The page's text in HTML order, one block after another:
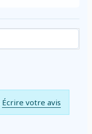
Écrire votre avis